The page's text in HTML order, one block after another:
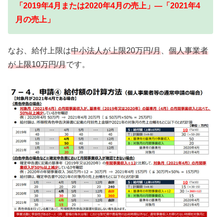
「2019年4月または2020年4月の売上」―「2021年4
月の売上」
なお、給付上限は中小法人が上限20万円/月
個人事業者
が上限10万円/月です。